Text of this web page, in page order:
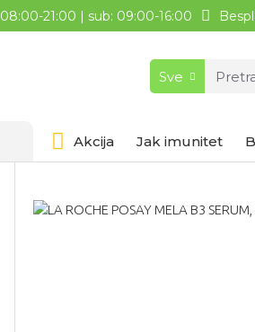
08:00-21:00 | sub: 09:00-16:00
Sve
Akcija Jak imunitet